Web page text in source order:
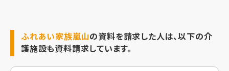
ふれあい家族嵐山の資料を請求した人は、以下の介
護施設も資料請求しています。